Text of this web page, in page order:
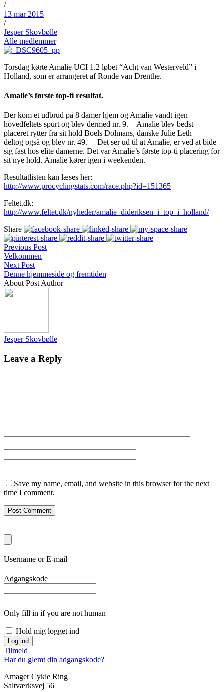
/
13 mar 2015
/
Jesper Skovbølle
Alle medlemmer
Torsdag kørte Amalie UCI 1.2 løbet “Acht van Westerveld” i
Holland, som er arrangeret af Ronde van Drenthe.
Amalie’s første top-ti resultat.
Der kom et udbrud på 8 damer hjem og Amalie vandt igen
hovedfeltets spurt og blev dermed nr. 9. – Amalie blev bedst
placeret rytter fra sit hold Boels Dolmans, danske Julie Leth
deltog også og blev nr. 49. – Det ser ud til at Amalie, er ved at bide
sig fast hos elite damerne. Det var Amalie’s første top-ti placering for
sit nye hold. Amalie kører igen i weekenden.
Resultatlisten kan læses her:
http://www.procyclingstats.com/race.php?id=151365
Feltet.dk:
http://www.feltet.dk/nyheder/amalie_dideriksen_i_top_i_holland/
Share
Previous Post
Velkommen
Next Post
Denne hjemmeside og fremtiden
About Post Author
Jesper Skovbølle
Leave a Reply
Save my name, email, and website in this browser for the next
time I comment.
Username or E-mail
Adgangskode
Only fill in if you are not human
Hold mig logget ind
Tilmeld
Har du glemt din adgangskode?
Amager Cykle Ring
Saltværksvej 56